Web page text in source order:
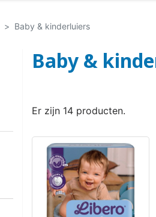
Baby & kinderluiers
Baby &
Er zijn 14 producten.